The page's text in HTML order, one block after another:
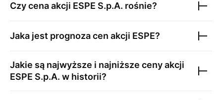
Czy cena akcji ESPE S.p.A. rośnie?
Jaka jest prognoza cen akcji ESPE?
Jakie są najwyższe i najniższe ceny akcji
ESPE S.p.A. w historii?